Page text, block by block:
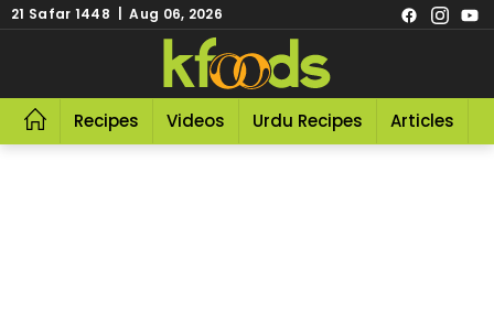
21 Safar 1448 | Aug 06, 2026
Recipes Videos Urdu Recipes Articles